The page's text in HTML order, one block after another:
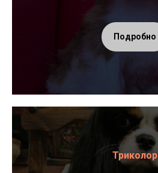
Подробно
Триколор